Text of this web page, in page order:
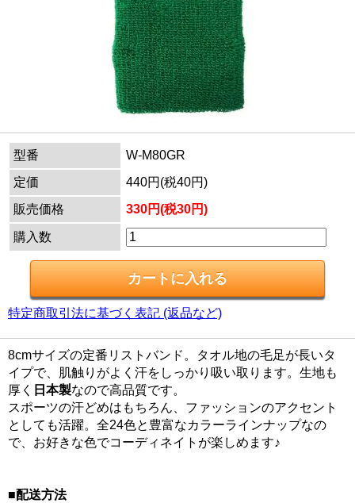
型番
W-M80GR
定価
440円(税40円)
販売価格
330円(税30円)
購入数
特定商取引法に基づく表記 (返品など)
8cmサイズの定番リストバンド。タオル地の毛足が長いタ
イプで、肌触りがよく汗をしっかり吸い取ります。生地も
厚く 日本製なので高品質です。
スポーツの汗どめはもちろん、ファッションのアクセント
としても活躍。全24色と豊富なカラーラインナップなの
で、お好きな色でコーディネイトが楽しめます♪
■配送方法